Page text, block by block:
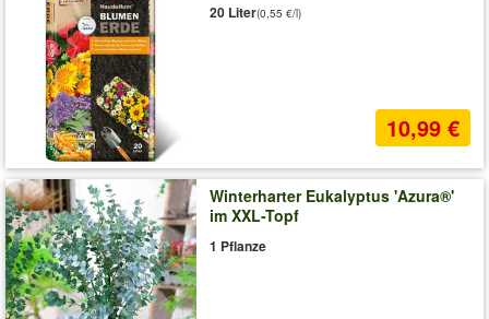
20 Liter
10,99 €
(0,55 €/l)
Winterharter Eukalyptus 'Azura®'
im XXL-Topf
1 Pflanze